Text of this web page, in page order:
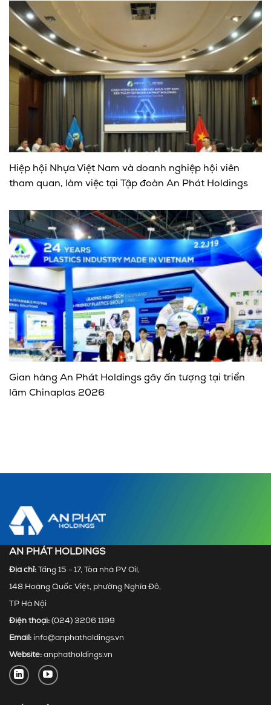
Hiệp hội Nhựa Việt Nam và doanh nghiệp hội viên
tham quan, làm việc tại Tập đoàn An Phát Holdings
Gian hàng An Phát Holdings gây ấn tượng tại triển
lãm Chinaplas 2026
AN PHÁT HOLDINGS
Địa chỉ: Tầng 15 - 17, Tòa nhà PV Oil,
148 Hoàng Quốc Việt, phường Nghĩa Đô,
TP Hà Nội
Điện thoại: (024) 3206 1199
Email: info@anphatholdings.vn
Website: anphatholdings.vn